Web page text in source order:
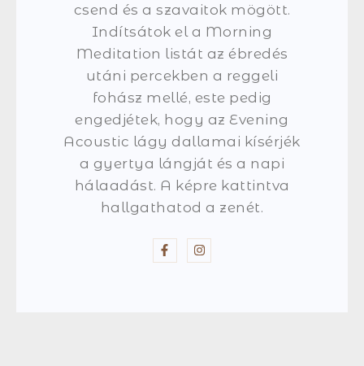
csend és a szavaitok mögött.
Indítsátok el a Morning
Meditation listát az ébredés
utáni percekben a reggeli
fohász mellé, este pedig
engedjétek, hogy az Evening
Acoustic lágy dallamai kísérjék
a gyertya lángját és a napi
hálaadást. A képre kattintva
hallgathatod a zenét.